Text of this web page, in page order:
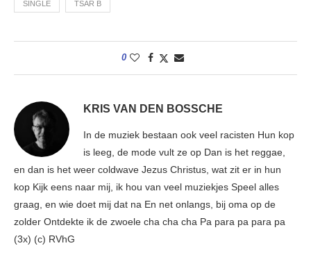
SINGLE TSAR B
0
KRIS VAN DEN BOSSCHE
In de muziek bestaan ook veel racisten Hun kop
is leeg, de mode vult ze op Dan is het reggae,
en dan is het weer coldwave Jezus Christus, wat zit er in hun
kop Kijk eens naar mij, ik hou van veel muziekjes Speel alles
graag, en wie doet mij dat na En net onlangs, bij oma op de
zolder Ontdekte ik de zwoele cha cha cha Pa para pa para pa
(3x) (c) RVhG